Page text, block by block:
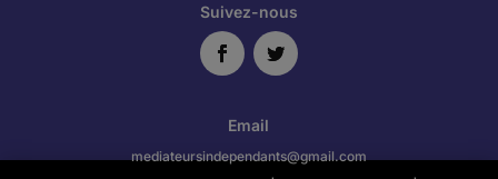
Suivez-nous
Email
mediateursindependants@gmail.com​